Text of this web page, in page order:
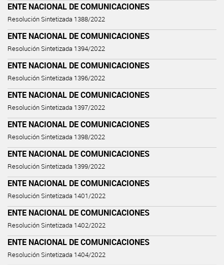
ENTE NACIONAL DE COMUNICACIONES
Resolución Sintetizada 1388/2022
ENTE NACIONAL DE COMUNICACIONES
Resolución Sintetizada 1394/2022
ENTE NACIONAL DE COMUNICACIONES
Resolución Sintetizada 1396/2022
ENTE NACIONAL DE COMUNICACIONES
Resolución Sintetizada 1397/2022
ENTE NACIONAL DE COMUNICACIONES
Resolución Sintetizada 1398/2022
ENTE NACIONAL DE COMUNICACIONES
Resolución Sintetizada 1399/2022
ENTE NACIONAL DE COMUNICACIONES
Resolución Sintetizada 1401/2022
ENTE NACIONAL DE COMUNICACIONES
Resolución Sintetizada 1402/2022
ENTE NACIONAL DE COMUNICACIONES
Resolución Sintetizada 1404/2022